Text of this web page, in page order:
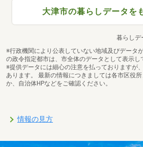
大津市の暮らしデータを
暮らしデ
※行政機関により公表していない地域及びデータ
の政令指定都市は、市全体のデータとして表示し
※提供データには細心の注意を払っておりますが
あります。 最新の情報につきましては各市区役
か、自治体HPなどをご確認ください。
情報の見方